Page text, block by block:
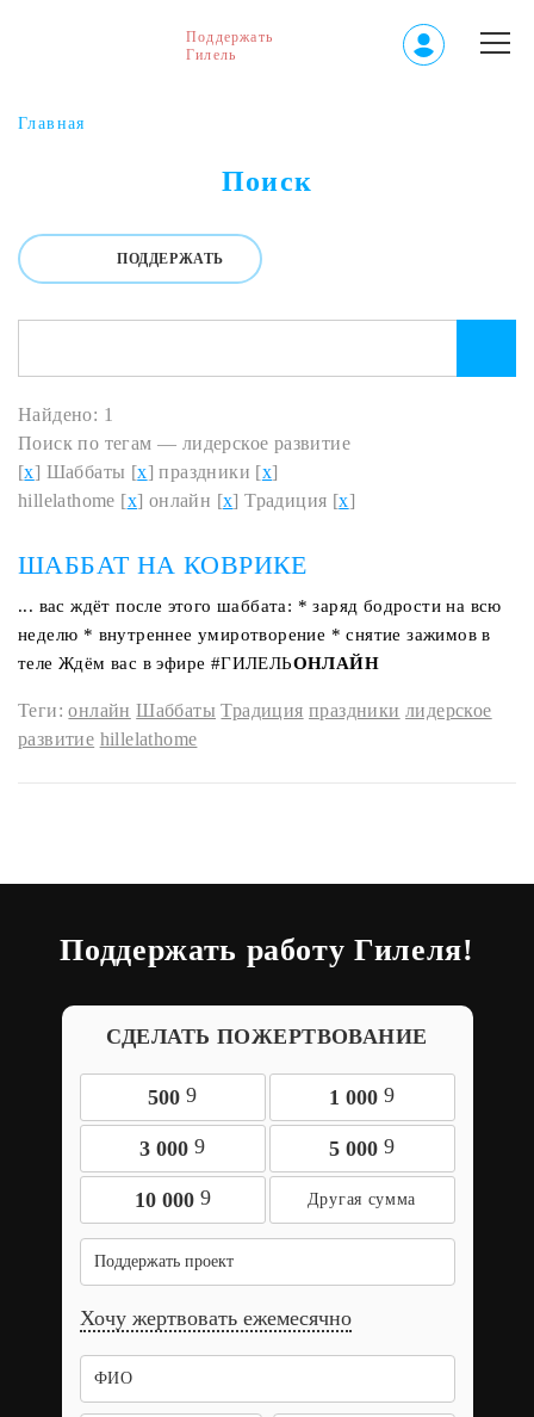
Поддержать
Гилель
Главная
Поиск
ПОДДЕРЖАТЬ
Найдено: 1
Поиск по тегам — лидерское развитие
[x] Шаббаты [x] праздники [x]
hillelathome [x] онлайн [x] Традиция [x]
ШАББАТ НА КОВРИКЕ
... вас ждёт после этого шаббата: * заряд бодрости на всю
неделю * внутреннее умиротворение * снятие зажимов в
теле Ждём вас в эфире #ГИЛЕЛЬОНЛАЙН
Теги:онлайн Шаббаты Традиция праздники лидерское
развитие hillelathome
Поддержать работу Гилеля!
СДЕЛАТЬ ПОЖЕРТВОВАНИЕ
500 9 1 000 9
3 000 9 5 000 9
10 000 9
Поддержать проект
Хочу жертвовать ежемесячно